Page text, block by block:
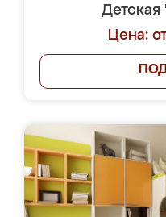
Цена: